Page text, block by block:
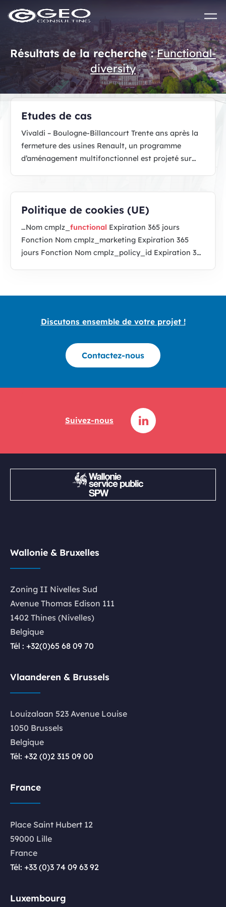
Skip to main content
Résultats de la recherche :Functional-
diversity
Etudes de cas
Vivaldi – Boulogne-Billancourt Trente ans après la
fermeture des usines Renault, un programme
d’aménagement multifonctionnel est projeté sur
Politique de cookies (UE)
…Nom cmplz_ functional Expiration 365 jours
Fonction Nom cmplz_marketing Expiration 365
jours Fonction Nom cmplz_policy_id Expiration 365
Discutons ensemble de votre projet !
Contactez-nous
Suivez-nous
Wallonie & Bruxelles
Zoning II Nivelles Sud
Avenue Thomas Edison 111
1402 Thines (Nivelles)
Belgique
Tél : +32(0)65 68 09 70
Vlaanderen & Brussels
Louizalaan 523 Avenue Louise
1050 Brussels
Belgique
Tél: +32 (0)2 315 09 00
France
Place Saint Hubert 12
59000 Lille
France
Tél: +33 (0)3 74 09 63 92
Luxembourg